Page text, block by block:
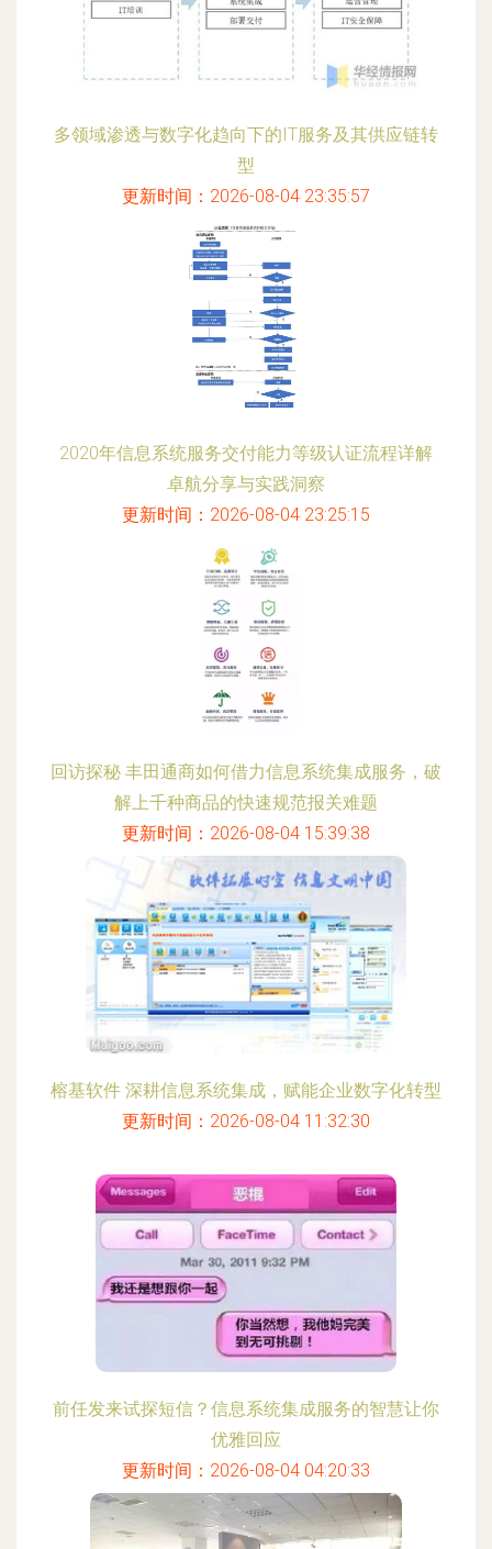
多领域渗透与数字化趋向下的IT服务及其供应链转
型
更新时间：2026-08-04 23:35:57
2020年信息系统服务交付能力等级认证流程详解
卓航分享与实践洞察
更新时间：2026-08-04 23:25:15
回访探秘 丰田通商如何借力信息系统集成服务，破
解上千种商品的快速规范报关难题
更新时间：2026-08-04 15:39:38
榕基软件 深耕信息系统集成，赋能企业数字化转型
更新时间：2026-08-04 11:32:30
前任发来试探短信？信息系统集成服务的智慧让你
优雅回应
更新时间：2026-08-04 04:20:33